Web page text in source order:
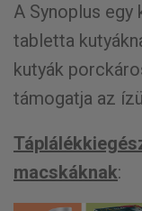
A Synoplus
tabletta
kutyák
támogatja az
macskáknak: